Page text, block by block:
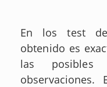
En los test
obtenido es
las posibles
observaciones.